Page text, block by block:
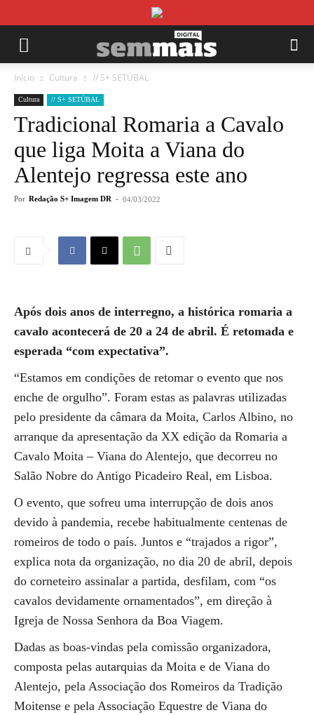
Início Cultura // S+ SETÚBAL
Cultura // S+ SETÚBAL
Tradicional Romaria a Cavalo
que liga Moita a Viana do
Alentejo regressa este ano
Por Redação S+ Imagem DR - 04/03/2022
Após dois anos de interregno, a histórica romaria a
cavalo acontecerá de 20 a 24 de abril. É retomada e
esperada “com expectativa”.
“Estamos em condições de retomar o evento que nos
enche de orgulho”. Foram estas as palavras utilizadas
pelo presidente da câmara da Moita, Carlos Albino, no
arranque da apresentação da XX edição da Romaria a
Cavalo Moita – Viana do Alentejo, que decorreu no
Salão Nobre do Antigo Picadeiro Real, em Lisboa.
O evento, que sofreu uma interrupção de dois anos
devido à pandemia, recebe habitualmente centenas de
romeiros de todo o país. Juntos e “trajados a rigor”,
explica nota da organização, no dia 20 de abril, depois
do corneteiro assinalar a partida, desfilam, com “os
cavalos devidamente ornamentados”, em direção à
Igreja de Nossa Senhora da Boa Viagem.
Dadas as boas-vindas pela comissão organizadora,
composta pelas autarquias da Moita e de Viana do
Alentejo, pela Associação dos Romeiros da Tradição
Moitense e pela Associação Equestre de Viana do